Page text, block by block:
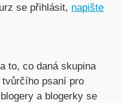
se přihlásit, napište
to, co daná skupina
psaní pro
a blogerky se